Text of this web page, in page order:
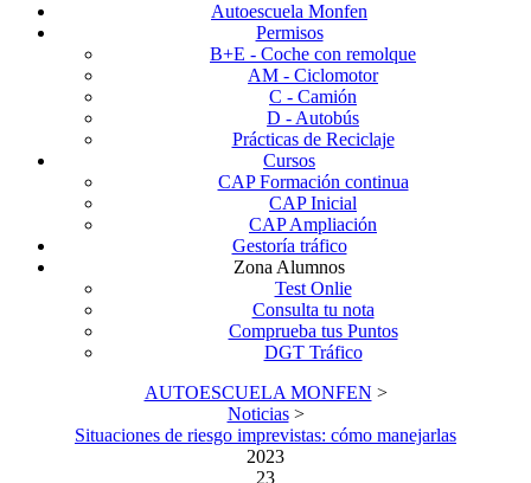
Autoescuela Monfen
Permisos
B+E - Coche con remolque
AM - Ciclomotor
C - Camión
D - Autobús
Prácticas de Reciclaje
Cursos
CAP Formación continua
CAP Inicial
CAP Ampliación
Gestoría tráfico
Zona Alumnos
Test Onlie
Consulta tu nota
Comprueba tus Puntos
DGT Tráfico
AUTOESCUELA MONFEN >
Noticias>
Situaciones de riesgo imprevistas: cómo manejarlas
2023
23